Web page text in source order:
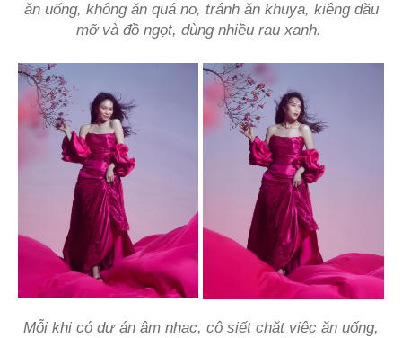
ăn uống, không ăn quá no, tránh ăn khuya, kiêng dầu
mỡ và đồ ngọt, dùng nhiều rau xanh.
Mỗi khi có dự án âm nhạc, cô siết chặt việc ăn uống,